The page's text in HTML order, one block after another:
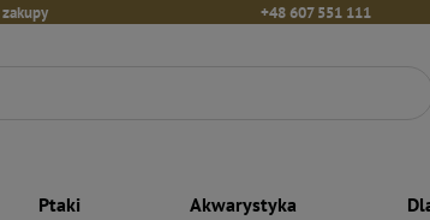
+48 607 551 111
Ptaki Akwarystyka